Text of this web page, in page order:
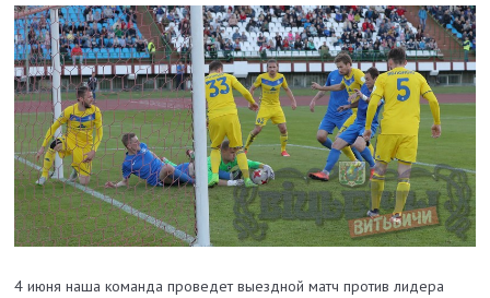
4 июня наша команда проведет выездной матч против лидера